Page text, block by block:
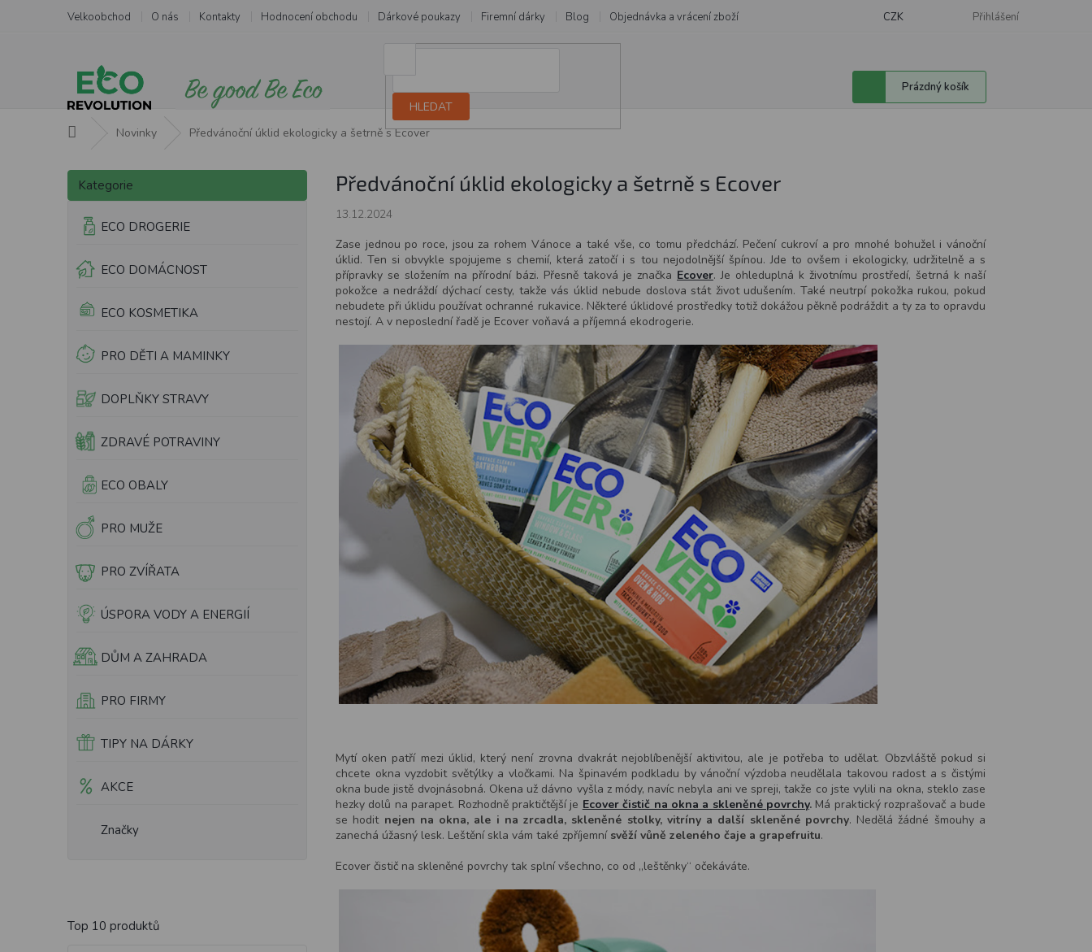
Velkoobchod O nás Kontakty Hodnocení obchodu Dárkové poukazy Firemní dárky Blog Objednávka a vrácení zboží CZK Přihlášení
HLEDAT
Nákupní
košík
Prázdný košík
Novinky Předvánoční úklid ekologicky a šetrně s Ecover
P
s
Přeskočit
kategorie
Kategorie
ECO DROGERIE
ECO DOMÁCNOST
ECO KOSMETIKA
PRO DĚTI A MAMINKY
DOPLŇKY STRAVY
ZDRAVÉ POTRAVINY
ECO OBALY
PRO MUŽE
PRO ZVÍŘATA
ÚSPORA VODY A ENERGIÍ
DŮM A ZAHRADA
PRO FIRMY
TIPY NA DÁRKY
AKCE
Značky
Top 10 produktů
Předvánoční úklid ekologicky a šetrně s Ecover
13.12.2024
Zase jednou po roce, jsou za rohem Vánoce a také vše, co tomu předchází. Pečení cukroví a pro mnohé bohužel i vánoční
úklid. Ten si obvykle spojujeme s chemií, která zatočí i s tou nejodolnější špínou. Jde to ovšem i ekologicky, udržitelně a s
přípravky se složením na přírodní bázi. Přesně taková je značka Ecover. Je ohleduplná k životnímu prostředí, šetrná k naší
pokožce a nedráždí dýchací cesty, takže vás úklid nebude doslova stát život udušením. Také neutrpí pokožka rukou, pokud
nebudete při úklidu používat ochranné rukavice. Některé úklidové prostředky totiž dokážou pěkně podráždit a ty za to opravdu
nestojí. A v neposlední řadě je Ecover voňavá a příjemná ekodrogerie.
Mytí oken patří mezi úklid, který není zrovna dvakrát nejoblíbenější aktivitou, ale je potřeba to udělat. Obzvláště pokud si
chcete okna vyzdobit světýlky a vločkami. Na špinavém podkladu by vánoční výzdoba neudělala takovou radost a s čistými
okna bude jistě dvojnásobná. Okena už dávno vyšla z módy, navíc nebyla ani ve spreji, takže co jste vylili na okna, steklo zase
hezky dolů na parapet. Rozhodně praktičtější je Ecover čistič na okna a skleněné povrchy. Má praktický rozprašovač a bude
se hodit nejen na okna, ale i na zrcadla, skleněné stolky, vitríny a další skleněné povrchy. Nedělá žádné šmouhy a
zanechá úžasný lesk. Leštění skla vám také zpříjemní svěží vůně zeleného čaje a grapefruitu.
Ecover čistič na skleněné povrchy tak splní všechno, co od „leštěnky“ očekáváte.